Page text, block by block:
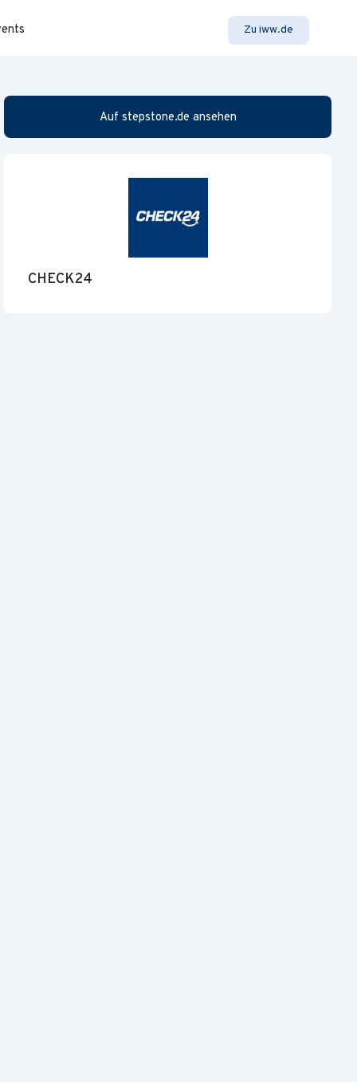
Zu iww.de
Auf stepstone.de ansehen
CHECK24